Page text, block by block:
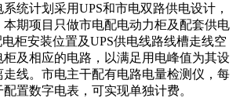
统计划采用UPS和市电双路供电设计，
期项目只做市电配电动力柜及配套供电
柜安装位置及UPS供电线路线槽走线空
及相应的电路，以满足用电峰值为其设
线。市电主干配有电路电量检测仪，每
置数字电表，可实现单独计费。